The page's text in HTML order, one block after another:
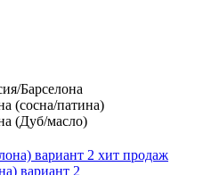
Барселона
(сосна/патина)
(Дуб/масло)
хит продаж
вариант 2